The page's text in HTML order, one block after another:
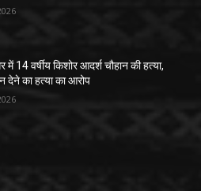
में 14 वर्षीय किशोर आदर्श चौहान की हत्या,
न देने का हत्या का आरोप